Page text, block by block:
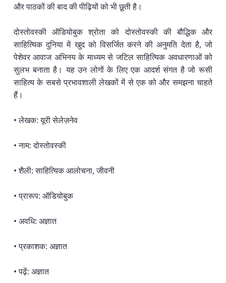
और पाठकों की बाद की पीढ़ियों को भी छूती है।
दोस्तोवस्की ऑडियोबुक श्रोता को दोस्तोवस्की की बौद्धिक और
साहित्यिक दुनिया में खुद को विसर्जित करने की अनुमति देता है, जो
पेशेवर आवाज अभिनय के माध्यम से जटिल साहित्यिक अवधारणाओं को
सुलभ बनाता है। यह उन लोगों के लिए एक आदर्श संगत है जो रूसी
साहित्य के सबसे प्रभावशाली लेखकों में से एक को और समझना चाहते
हैं।
• लेखक: यूरी सेलेज़नेव
• नाम: दोस्तोवस्की
• शैली: साहित्यिक आलोचना, जीवनी
• प्रारूप: ऑडियोबुक
• अवधि: अज्ञात
• प्रकाशक: अज्ञात
• पढ़ें: अज्ञात